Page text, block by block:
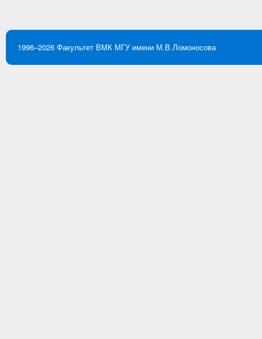
1996–2026 Факультет ВМК МГУ имени М.В.Ломоносова